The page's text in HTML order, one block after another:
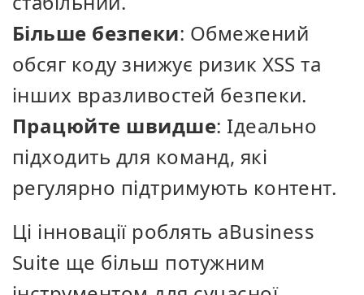
Більше безпеки: Обмежений
обсяг коду знижує ризик XSS та
інших вразливостей безпеки.
Працюйте швидше: Ідеально
підходить для команд, які
регулярно підтримують контент.
Ці інновації роблять aBusiness
Suite ще більш потужним